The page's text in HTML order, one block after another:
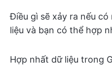
Điều gì sẽ xảy ra nếu
liệu và bạn có thể hợp
Hợp nhất dữ liệu trong